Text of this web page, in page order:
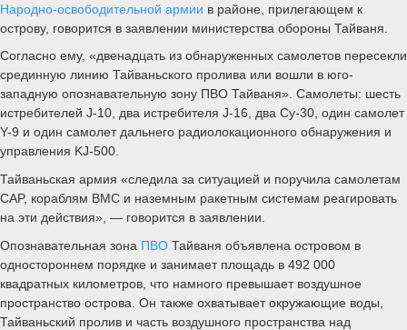
Народно-освободительной армии в районе, прилегающем к
острову, говорится в заявлении министерства обороны Тайваня.
Согласно ему, «двенадцать из обнаруженных самолетов пересекли
срединную линию Тайваньского пролива или вошли в юго-
западную опознавательную зону ПВО Тайваня». Самолеты: шесть
истребителей J-10, два истребителя J-16, два Су-30, один самолет
Y-9 и один самолет дальнего радиолокационного обнаружения и
управления KJ-500.
Тайваньская армия «следила за ситуацией и поручила самолетам
CAP, кораблям ВМС и наземным ракетным системам реагировать
на эти действия», — говорится в заявлении.
Опознавательная зона ПВО Тайваня объявлена островом в
одностороннем порядке и занимает площадь в 492 000
квадратных километров, что намного превышает воздушное
пространство острова. Он также охватывает окружающие воды,
Тайваньский пролив и часть воздушного пространства над